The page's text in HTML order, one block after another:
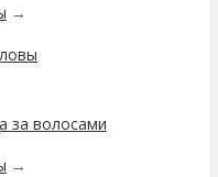
→
за волосами
→